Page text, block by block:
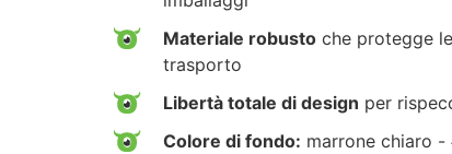
Materiale robusto che protegge
trasporto
Libertà totale di design per
Colore di fondo: marrone chiaro -